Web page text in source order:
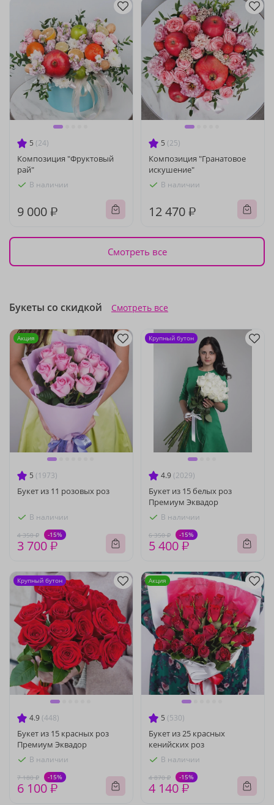
5 (24)
Композиция "Фруктовый
рай"
В наличии
9 000 ₽
5 (25)
Композиция "Гранатовое
искушение"
В наличии
12 470 ₽
Смотреть все
Букеты со скидкой Смотреть все
5 (1973)
Букет из 11 розовых роз
В наличии
4 350 ₽ -15%
3 700 ₽
Акция
4.9 (2029)
Букет из 15 белых роз
Премиум Эквадор
В наличии
6 350 ₽ -15%
5 400 ₽
Крупный бутон
4.9 (448)
Букет из 15 красных роз
Премиум Эквадор
В наличии
7 180 ₽ -15%
6 100 ₽
Крупный бутон
5 (530)
Букет из 25 красных
кенийских роз
В наличии
4 870 ₽ -15%
4 140 ₽
Акция